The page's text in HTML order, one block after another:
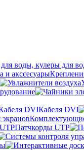
Кабеля DVI
Патчкорды UTP